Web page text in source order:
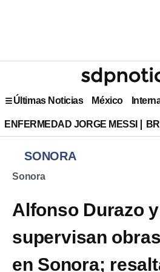
Últimas Noticias México
ENFERMEDAD JORGE MESSI
SONORA
Sonora
Alfonso Durazo
supervisan
en Sonora;